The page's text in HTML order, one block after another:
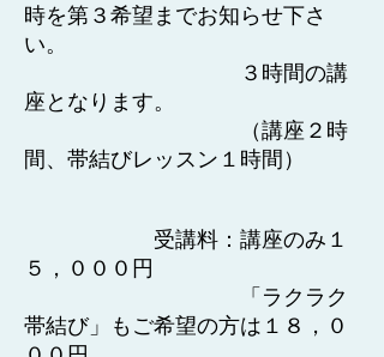
時を第３希望までお知らせ下さ
い。
３時間の講
座となります。
（講座２時
間、帯結びレッスン１時間）
受講料：講座のみ１
５，０００円
「ラクラク
帯結び」もご希望の方は１８，０